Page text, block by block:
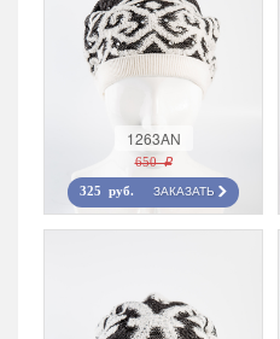
1263AN
650 r
325 руб. ЗАКАЗАТЬ